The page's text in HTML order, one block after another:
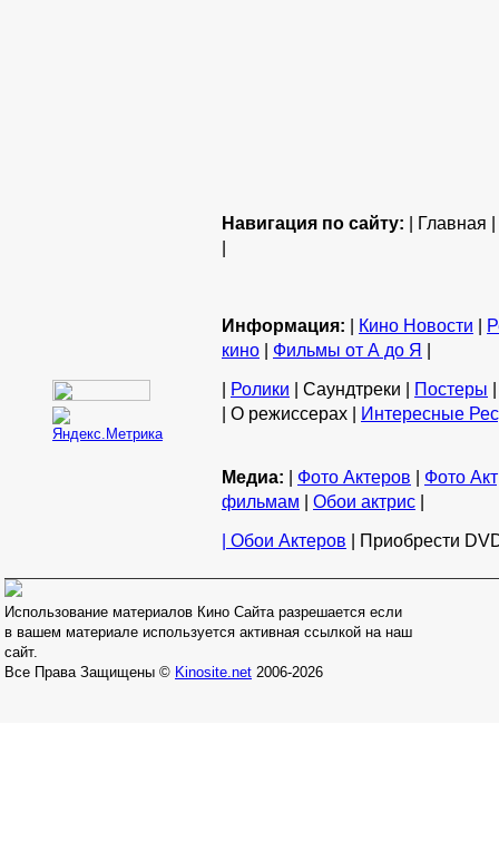
Навигация по сайту: | Главная |
|
Информация: | Кино Новости |
кино | Фильмы от А до Я |
| Ролики | Саундтреки | Постеры
| О режиссерах | Интересные
Медиа: | Фото Актеров | Фото
фильмам | Обои актрис |
| Обои Актеров | Приобрести
Использование материалов Кино Сайта разрешается если
в вашем материале используется активная ссылкой на наш
сайт.
Все Права Защищены © Kinosite.net 2006-2026